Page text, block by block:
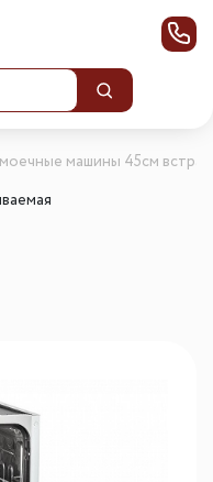
машины 45см